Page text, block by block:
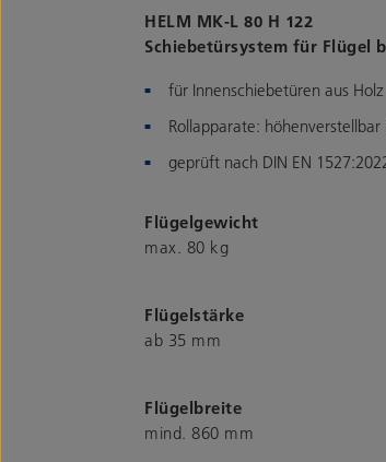
HELM MK-L 80 H 122
Schiebetürsystem für Flügel
für Innenschiebetüren aus Holz
Rollapparate:
geprüft nach DIN EN
Flügelgewicht
max. 80 kg
Flügelstärke
ab 35 mm
Flügelbreite
mind. 860 mm